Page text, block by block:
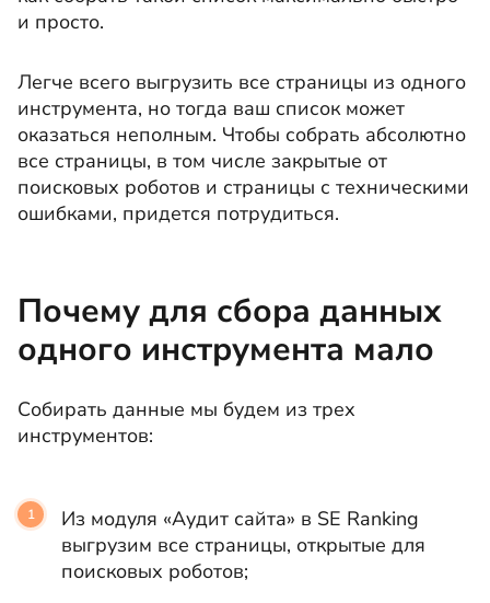
и просто.
Легче всего выгрузить все страницы из одного
инструмента, но тогда ваш список может
оказаться неполным. Чтобы собрать абсолютно
все страницы, в том числе закрытые от
поисковых роботов и страницы с техническими
ошибками, придется потрудиться.
Почему для сбора данных
одного инструмента мало
Собирать данные мы будем из трех
инструментов:
Из модуля «Аудит сайта» в SE Ranking
выгрузим все страницы, открытые для
поисковых роботов;